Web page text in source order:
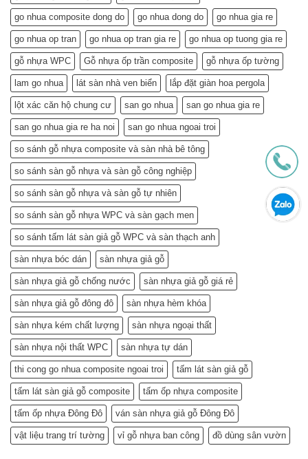
Hưu:
Không
Chỉ
Tiết
Kiệm
Mà
Còn…
An
Tâm
Sống
Khỏe
Nhà,
Khỏe
Túi
Tiền
–
Bí
Quyết
Chọn
và
Lắp
Đặt
(Gợi
ý
từ
chuyên
gia)
go nhua composite dong do go nhua dong do go nhua gia re
go nhua op tran go nhua op tran gia re go nhua op tuong gia re
gỗ nhựa WPC Gỗ nhựa ốp trần composite gỗ nhựa ốp tường
lam go nhua lát sàn nhà ven biển lắp đặt giàn hoa pergola
lột xác căn hộ chung cư san go nhua san go nhua gia re
san go nhua gia re ha noi san go nhua ngoai troi
so sánh gỗ nhựa composite và sàn nhà bê tông
so sánh sàn gỗ nhựa và sàn gỗ công nghiệp
so sánh sàn gỗ nhựa và sàn gỗ tự nhiên
so sánh sàn gỗ nhựa WPC và sàn gạch men
so sánh tấm lát sàn giả gỗ WPC và sàn thạch anh
sàn nhựa bóc dán sàn nhựa giả gỗ
sàn nhựa giả gỗ chống nước sàn nhựa giả gỗ giá rẻ
sàn nhựa giả gỗ đông đô sàn nhựa hèm khóa
sàn nhựa kém chất lượng sàn nhựa ngoại thất
sàn nhựa nội thất WPC sàn nhựa tự dán
thi cong go nhua composite ngoai troi tấm lát sàn giả gỗ
tấm lát sàn giả gỗ composite tấm ốp nhựa composite
tấm ốp nhựa Đông Đô ván sàn nhựa giả gỗ Đông Đô
vật liệu trang trí tường vỉ gỗ nhựa ban công đồ dùng sân vườn